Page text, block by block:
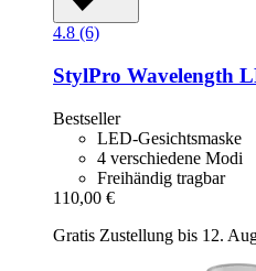
4.8 (6)
StylPro Wavelength
Bestseller
LED-Gesichtsmaske
4 verschiedene Modi
Freihändig tragbar
110,00 €
Gratis Zustellung bis 12.